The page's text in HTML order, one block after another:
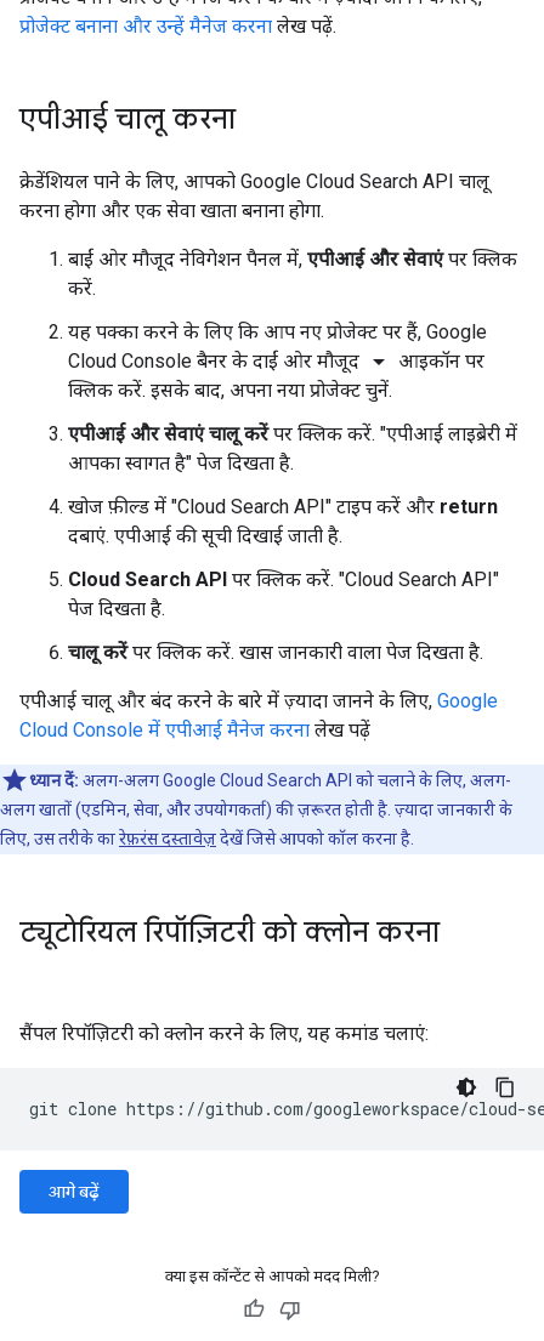
प्रोजेक्ट बनाना और उन्हें मैनेज करना लेख पढ़ें.
एपीआई चालू करना
क्रेडेंशियल पाने के लिए, आपको Google Cloud Search API चालू
करना होगा और एक सेवा खाता बनाना होगा.
बाईं ओर मौजूद नेविगेशन पैनल में, एपीआई और सेवाएंपर क्लिक
करें.
यह पक्का करने के लिए कि आप नए प्रोजेक्ट पर हैं, Google
Cloud Console बैनर के दाईं ओर मौजूद arrow_drop_down
आइकॉन पर
क्लिक करें. इसके बाद, अपना नया प्रोजेक्ट चुनें.
एपीआई और सेवाएं चालू करेंपर क्लिक करें. "एपीआई लाइब्रेरी में
आपका स्वागत है" पेज दिखता है.
खोज फ़ील्ड में "Cloud Search API" टाइप करें और return
दबाएं. एपीआई की सूची दिखाई जाती है.
Cloud Search API पर क्लिक करें. "Cloud Search API"
पेज दिखता है.
चालू करेंपर क्लिक करें. खास जानकारी वाला पेज दिखता है.
एपीआई चालू और बंद करने के बारे में ज़्यादा जानने के लिए, Google
Cloud Console में एपीआई मैनेज करना लेख पढ़ें
ध्यान दें: अलग-अलग Google Cloud Search API को चलाने के लिए, अलग-
अलग खातों (एडमिन, सेवा, और उपयोगकर्ता) की ज़रूरत होती है. ज़्यादा जानकारी के
लिए, उस तरीके कारेफ़रंस दस्तावेज़देखें जिसे आपको कॉल करना है.
ट्यूटोरियल रिपॉज़िटरी को क्लोन करना
सैंपल रिपॉज़िटरी को क्लोन करने के लिए, यह कमांड चलाएं:
आगे बढ़ें
क्या इस कॉन्टेंट से आपको मदद मिली?